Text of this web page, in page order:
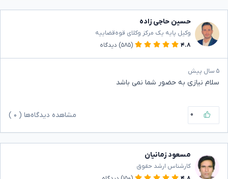
حسین حاجی زاده
وکیل پایه یک مرکز وکلای قوه‌قضاییه
۴.۸
(۵۸۵) دیدگاه
۵ سال پیش
سلام نیازی به حضور شما نمی باشد
۰ مشاهده دیدگاه‌ها ( ۰
مسعود زمانیان
کارشناس ارشد حقوق